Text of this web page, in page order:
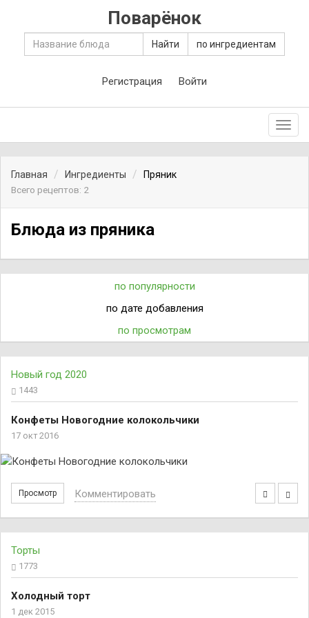
Поварёнок
Найти по ингредиентам
Регистрация Войти
Главная Ингредиенты
Пряник
Всего рецептов: 2
Блюда из пряника
по популярности
по дате добавления
по просмотрам
Новый год 2020
1443
Конфеты Новогодние колокольчики
17 окт 2016
Просмотр Комментировать
Торты
1773
Холодный торт
1 дек 2015